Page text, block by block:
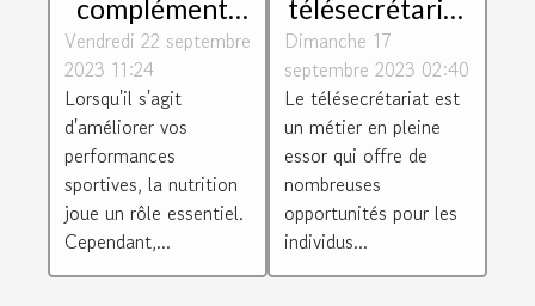
compléments
alimentaires
pour booster
vos
performances
sportives
Vendredi 22 septembre
2023 11:24
Lorsqu'il s'agit
d'améliorer vos
performances
sportives, la nutrition
joue un rôle essentiel.
Cependant,...
télésecrétariat
: un métier
d'avenir
Dimanche 17
septembre 2023 02:40
Le télésecrétariat est
un métier en pleine
essor qui offre de
nombreuses
opportunités pour les
individus...